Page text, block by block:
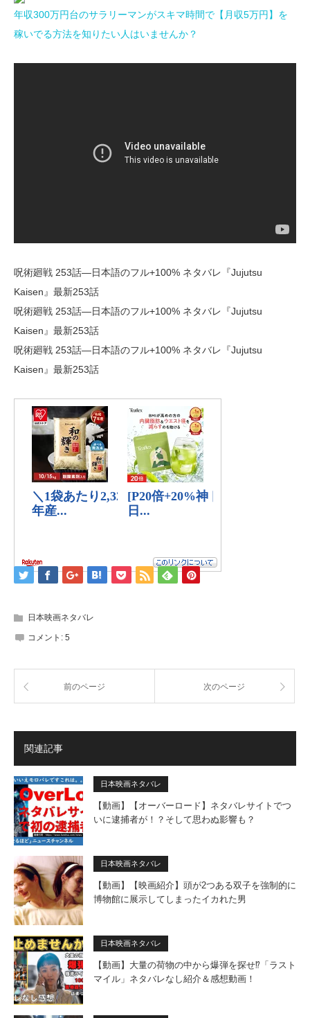
年収300万円台のサラリーマンがスキマ時間で【月収5万円】を
稼いでる方法を知りたい人はいませんか？
呪術廻戦 253話―日本語のフル+100% ネタバレ『Jujutsu
Kaisen』最新253話
呪術廻戦 253話―日本語のフル+100% ネタバレ『Jujutsu
Kaisen』最新253話
呪術廻戦 253話―日本語のフル+100% ネタバレ『Jujutsu
Kaisen』最新253話
日本映画ネタバレ
コメント: 5
前のページ 次のページ
関連記事
日本映画ネタバレ
【動画】【オーバーロード】ネタバレサイトでつ
いに逮捕者が！？そして思わぬ影響も？
日本映画ネタバレ
【動画】【映画紹介】頭が2つある双子を強制的に
博物館に展示してしまったイカれた男
日本映画ネタバレ
【動画】大量の荷物の中から爆弾を探せ⁉︎「ラスト
マイル」ネタバレなし紹介＆感想動画！